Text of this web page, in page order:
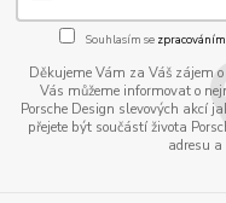
Souhlasím se
Děkujeme Vám za Váš zájem
Vás můžeme informovat o
Porsche Design slevových akcí
přejete být součástí života
adresu